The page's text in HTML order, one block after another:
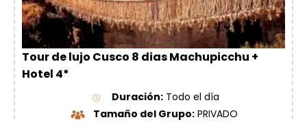
Tour de lujo Cusco 8 dias Machupicchu +
Hotel 4*
Duración: Todo el día
Tamaño del Grupo: PRIVADO